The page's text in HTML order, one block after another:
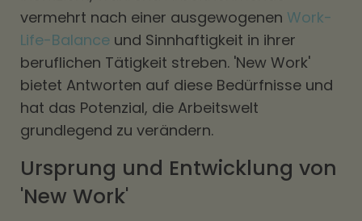
vermehrt nach einer ausgewogenen Work-
Life-Balance und Sinnhaftigkeit in ihrer
beruflichen Tätigkeit streben. 'New Work'
bietet Antworten auf diese Bedürfnisse und
hat das Potenzial, die Arbeitswelt
grundlegend zu verändern.
Ursprung und Entwicklung von
'New Work'